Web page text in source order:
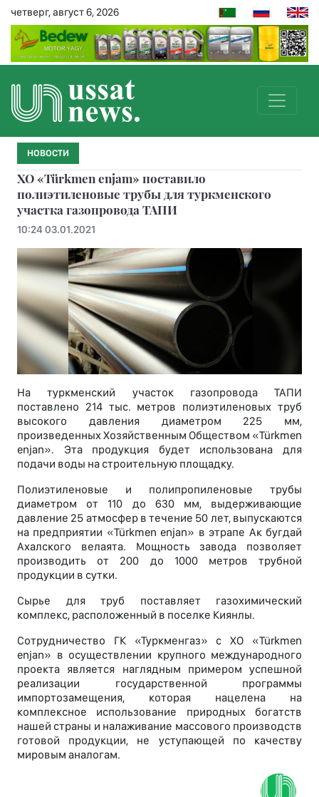
четверг, август 6, 2026
НОВОСТИ
ХО «Türkmen enjam» поставило
полиэтиленовые трубы для туркменского
участка газопровода ТАПИ
10:24 03.01.2021
На туркменский участок газопровода ТАПИ
поставлено 214 тыс. метров полиэтиленовых труб
высокого давления диаметром 225 мм,
произведенных Хозяйственным Обществом «Türkmen
enjan». Эта продукция будет использована для
подачи воды на строительную площадку.
Полиэтиленовые и полипропиленовые трубы
диаметром от 110 до 630 мм, выдерживающие
давление 25 атмосфер в течение 50 лет, выпускаются
на предприятии «Türkmen enjan» в этрапе Ак бугдай
Ахалского велаята. Мощность завода позволяет
производить от 200 до 1000 метров трубной
продукции в сутки.
Сырье для труб поставляет газохимический
комплекс, расположенный в поселке Киянлы.
Сотрудничество ГК «Туркменгаз» с ХО «Türkmen
enjan» в осуществлении крупного международного
проекта является наглядным примером успешной
реализации государственной программы
импортозамещения, которая нацелена на
комплексное использование природных богатств
нашей страны и налаживание массового производств
готовой продукции, не уступающей по качеству
мировым аналогам.